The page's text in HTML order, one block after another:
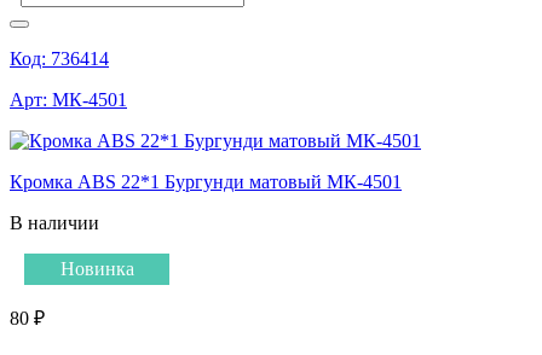
Код: 736414
Арт: МК-4501
Кромка ABS 22*1 Бургунди матовый МК-4501
В наличии
Новинка
80 ₽